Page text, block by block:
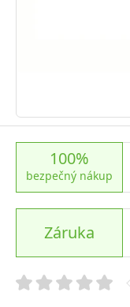
100%
bezpečný nákup
Záruka